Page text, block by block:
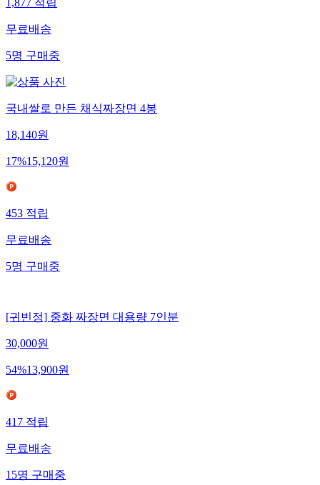
1,877적립
무료배송
5명구매중
국내쌀로 만든 채식짜장면 4봉
18,140원
17%15,120원
453적립
무료배송
5명구매중
[귀빈정] 중화 짜장면 대용량 7인분
30,000원
54%13,900원
417적립
무료배송
15명구매중